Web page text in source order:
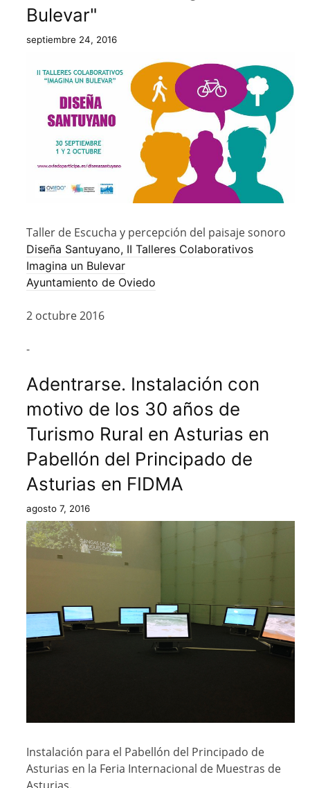
Bulevar"
septiembre 24, 2016
Taller de Escucha y percepción del paisaje sonoro
Diseña Santuyano, II Talleres Colaborativos
Imagina un Bulevar
Ayuntamiento de Oviedo
2 octubre 2016
-
Adentrarse. Instalación con
motivo de los 30 años de
Turismo Rural en Asturias en
Pabellón del Principado de
Asturias en FIDMA
agosto 7, 2016
Instalación para el Pabellón del Principado de
Asturias en la Feria Internacional de Muestras de